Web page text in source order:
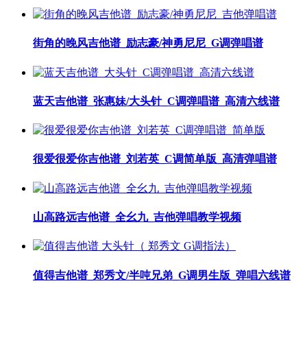
街角的晚风吉他谱_励志豪/神勇尼尼_G调弹唱谱
蓝天吉他谱_张惠妹/大头针_C调弹唱谱_高清六线谱
很爱很爱你吉他谱_刘若英_C调简单版_高清弹唱谱
山高路远吉他谱_全幺九_吉他弹唱教学视频
值得吉他谱_郑秀文/半吨兄弟_G调男生版_弹唱六线谱